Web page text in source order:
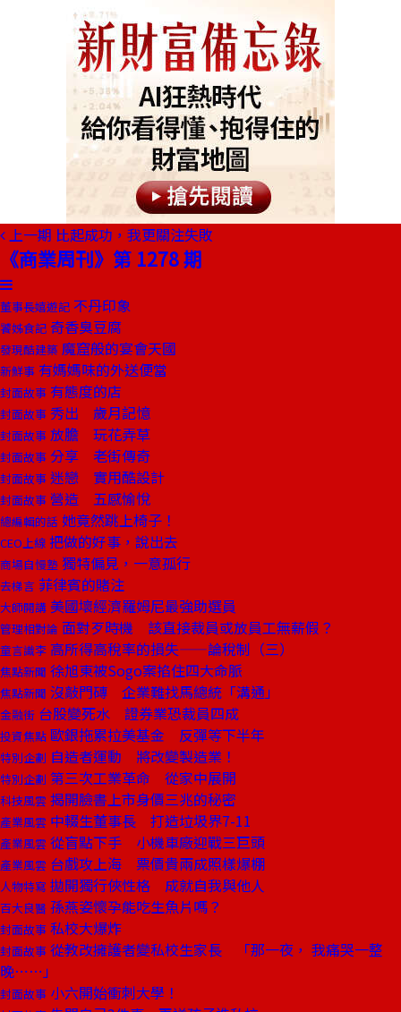
上一期 比起成功，我更關注失敗
《商業周刊》第 1278 期
董事長嬉遊記 不丹印象
饕姊食記 奇香臭豆腐
發現酷建築 魔窟般的宴會天國
新鮮事 有媽媽味的外送便當
封面故事 有態度的店
封面故事 秀出 歲月記憶
封面故事 放膽 玩花弄草
封面故事 分享 老街傳奇
封面故事 迷戀 實用酷設計
封面故事 營造 五感愉悅
總編輯的話 她竟然跳上椅子！
CEO上線 把做的好事，說出去
商場自慢塾 獨特偏見，一意孤行
去梯言 菲律賓的賭注
大師開講 美國壞經濟羅姆尼最強助選員
管理相對論 面對歹時機 該直接裁員或放員工無薪假？
童言識李 高所得高稅率的損失——論稅制（三）
焦點新聞 徐旭東被Sogo案掐住四大命脈
焦點新聞 沒敲門磚 企業難找馬總統「溝通」
金融街 台股變死水 證券業恐裁員四成
投資焦點 歐銀拖累拉美基金 反彈等下半年
特別企劃 自造者運動 將改變製造業！
特別企劃 第三次工業革命 從家中展開
科技風雲 揭開臉書上市身價三兆的秘密
產業風雲 中輟生董事長 打造垃圾界7-11
產業風雲 從盲點下手 小機車廠迎戰三巨頭
產業風雲 台戲攻上海 票價貴兩成照樣爆棚
人物特寫 拋開獨行俠性格 成就自我與他人
百大良醫 孫燕姿懷孕能吃生魚片嗎？
封面故事 私校大爆炸
封面故事 從教改擁護者變私校生家長 「那一夜， 我痛哭一整
晚⋯⋯」
封面故事 小六開始衝刺大學！